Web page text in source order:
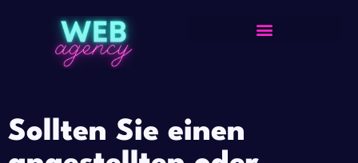
Sollten Sie einen